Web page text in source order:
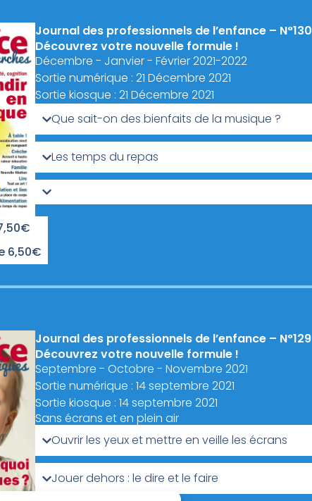
6,50€
Journal des professionnels de l’enfance – N°130
Découvrez votre nouvelle formule !
Décembre - Janvier - Février 2021-2022
Sortie numérique : 21 Décembre 2021
Sortie kiosque : 21 Décembre 2021
Que sait-on des bienfaits de la musique ?
Les temps du repas
Journal des professionnels de l’enfance – N°129
Découvrez votre nouvelle formule !
Septembre - Octobre - Novembre 2021
Sortie numérique : 14 septembre 2021
Sortie kiosque : 14 septembre 2021
Sans écrans et en plein air
Ouvrir les yeux et mettre en veille les écrans
Jouer dehors : le dire et le faire